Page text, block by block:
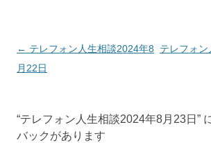
投
稿
ゲ
← テレフォン人生相談2024年8
月22日
テレフォン
“テレフォン人生相談2024年8月23日 ”
バックがあります